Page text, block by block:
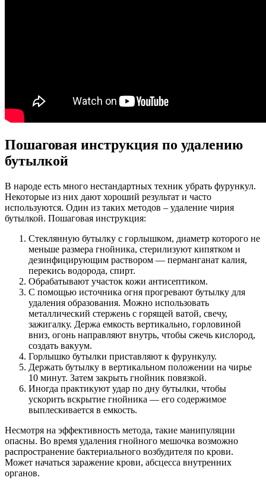
Пошаговая инструкция по удалению
бутылкой
В народе есть много нестандартных техник убрать фурункул.
Некоторые из них дают хороший результат и часто
используются. Один из таких методов – удаление чирия
бутылкой. Пошаговая инструкция:
Стеклянную бутылку с горлышком, диаметр которого не
меньше размера гнойника, стерилизуют кипятком и
дезинфицирующим раствором — перманганат калия,
перекись водорода, спирт.
Обрабатывают участок кожи антисептиком.
С помощью источника огня прогревают бутылку для
удаления образования. Можно использовать
металлический стержень с горящей ватой, свечу,
зажигалку. Держа емкость вертикально, горловиной
вниз, огонь направляют внутрь, чтобы сжечь кислород,
создать вакуум.
Горлышко бутылки приставляют к фурункулу.
Держать бутылку в вертикальном положении на чирье
10 минут. Затем закрыть гнойник повязкой.
Иногда практикуют удар по дну бутылки, чтобы
ускорить вскрытие гнойника — его содержимое
выплескивается в емкость.
Несмотря на эффективность метода, такие манипуляции
опасны. Во время удаления гнойного мешочка возможно
распространение бактериального возбудителя по крови.
Может начаться заражение крови, абсцесса внутренних
органов.